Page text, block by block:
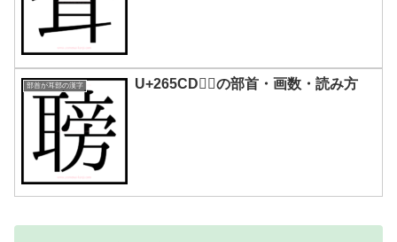
部首が耳部の漢字 U+265CD｜𦗍の部首・画数・読み方